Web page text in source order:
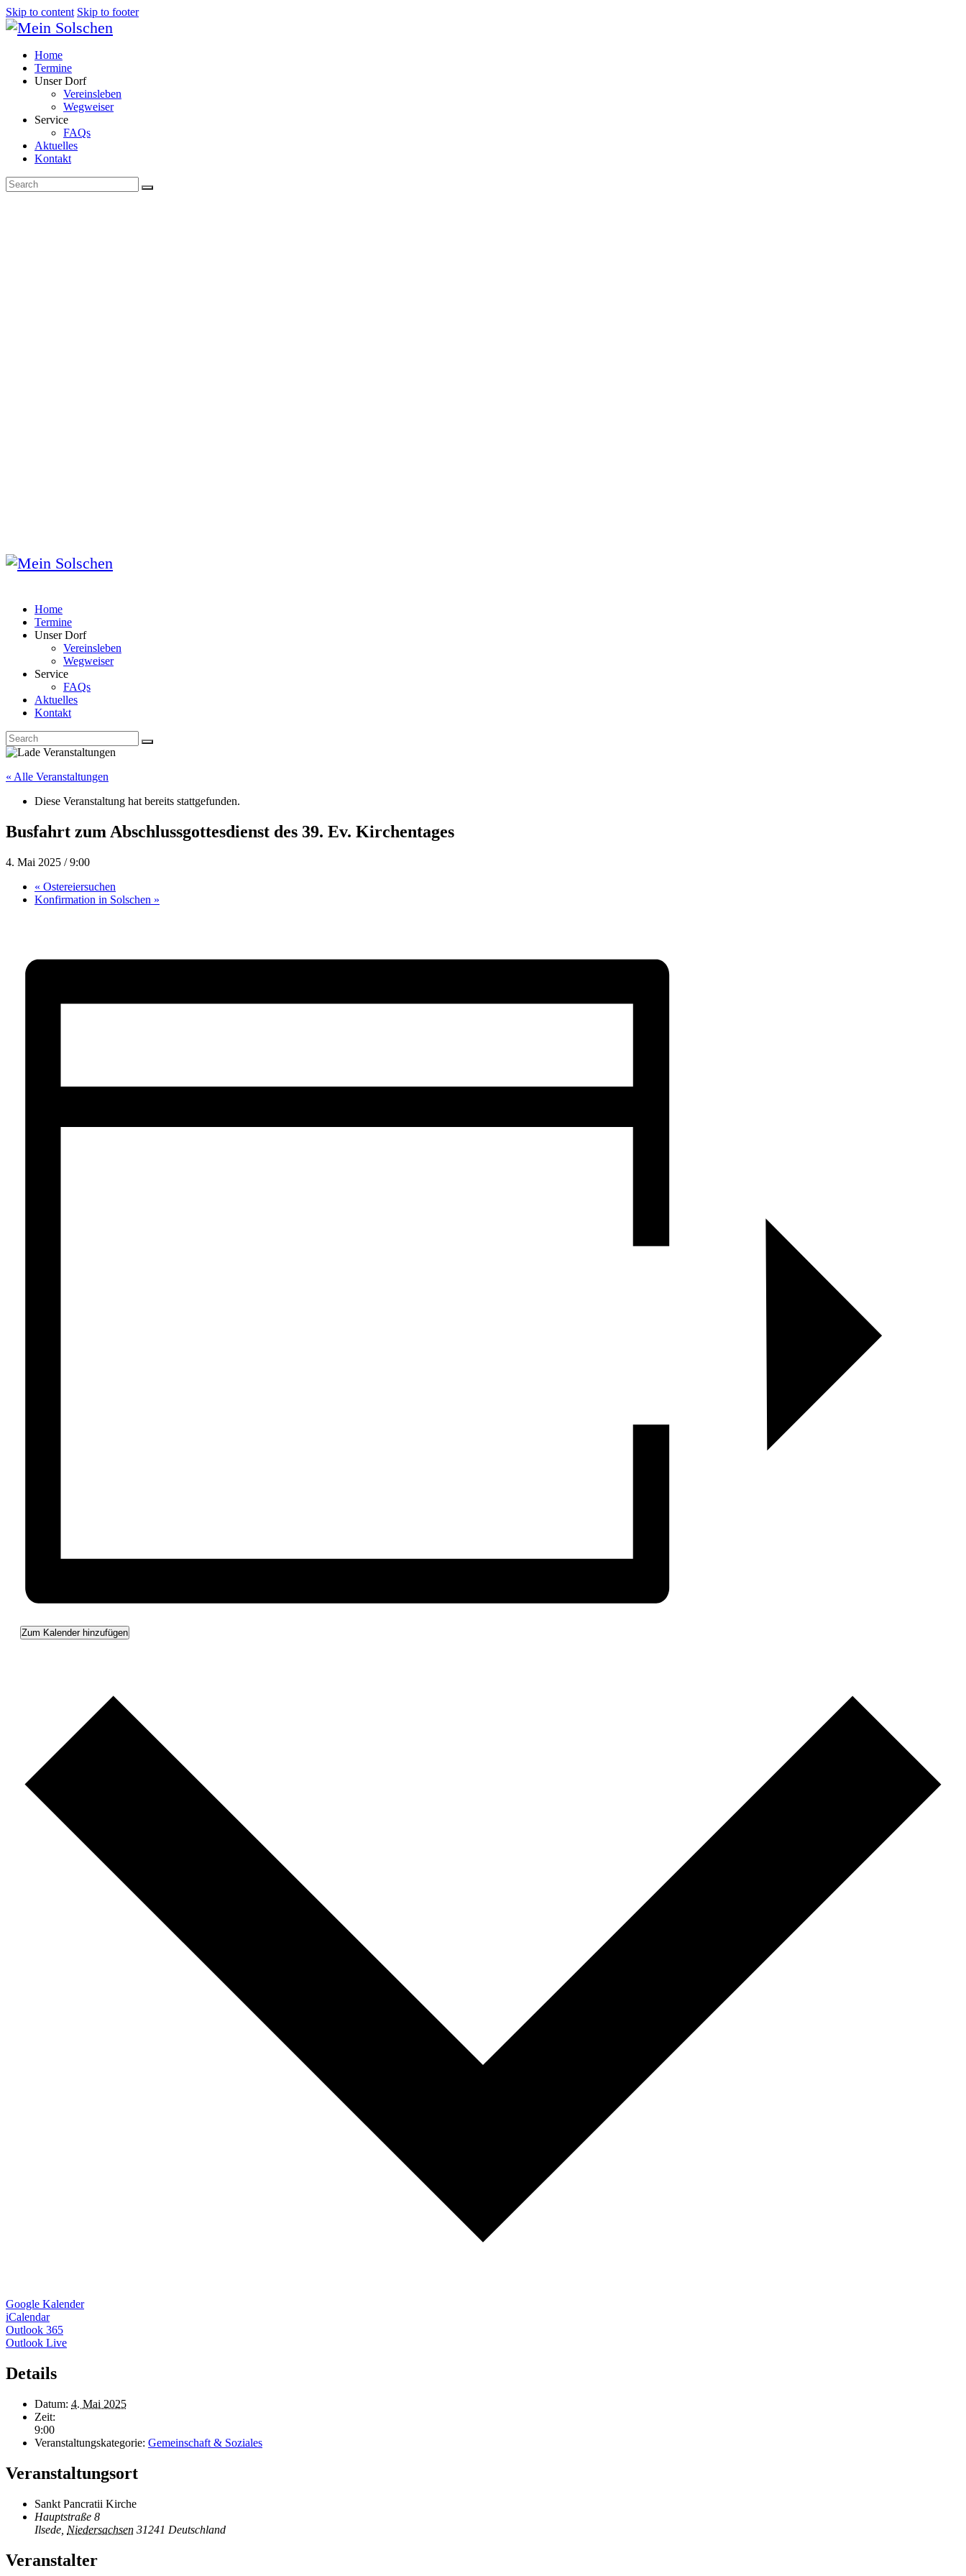
Skip to content Skip to footer
Home
Termine
Unser Dorf
Vereinsleben
Wegweiser
Service
FAQs
Aktuelles
Kontakt
Home
Termine
Unser Dorf
Vereinsleben
Wegweiser
Service
FAQs
Aktuelles
Kontakt
« Alle Veranstaltungen
Diese Veranstaltung hat bereits stattgefunden.
Busfahrt zum Abschlussgottesdienst des 39. Ev. Kirchentages
4. Mai 2025 / 9:00
« Ostereiersuchen
Konfirmation in Solschen »
Zum Kalender hinzufügen
Google Kalender
iCalendar
Outlook 365
Outlook Live
Details
Datum: 4. Mai 2025
Zeit:
9:00
Veranstaltungskategorie: Gemeinschaft & Soziales
Veranstaltungsort
Sankt Pancratii Kirche
Hauptstraße 8
Ilsede Niedersachsen 31241 Deutschland
Veranstalter